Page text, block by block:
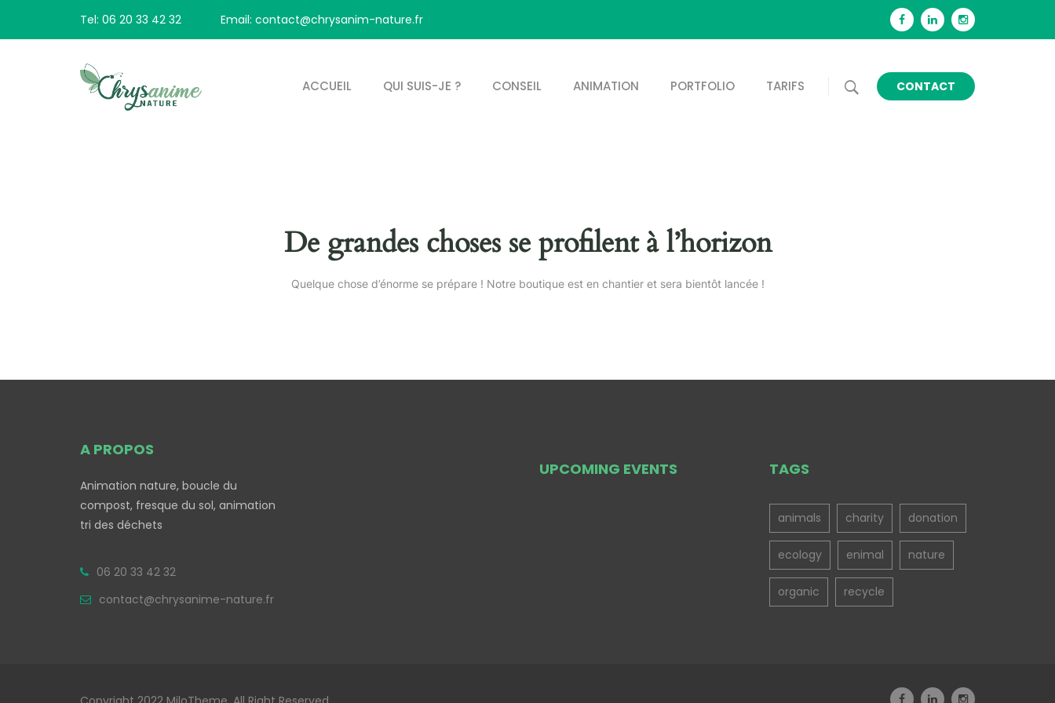
Tel: 06 20 33 42 32 Email: contact@chrysanim-nature.fr
ACCUEIL QUI SUIS-JE ? CONSEIL ANIMATION PORTFOLIO TARIFS CONTACT
De grandes choses se profilent à l’horizon
Quelque chose d’énorme se prépare ! Notre boutique est en chantier et sera bientôt lancée !
A PROPOS
Animation nature, boucle du
compost, fresque du sol, animation
tri des déchets
06 20 33 42 32
contact@chrysanime-nature.fr
UPCOMING EVENTS TAGS
animals charity donation
ecology enimal nature
organic recycle